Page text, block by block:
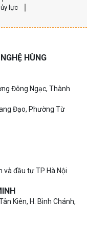
lực
HÙNG
Đông Ngạc, Thành
Đạo, Phường Từ
và đầu tư TP Hà Nội
Kiên, H. Bình Chánh,